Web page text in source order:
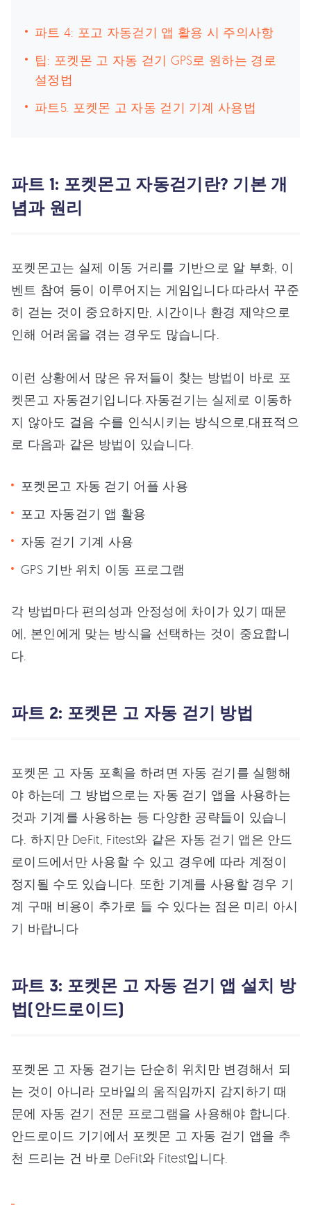
파트 4: 포고 자동걷기 앱 활용 시 주의사항
팁: 포켓몬 고 자동 걷기 GPS로 원하는 경로
설정법
파트5. 포켓몬 고 자동 걷기 기계 사용법
파트 1: 포켓몬고 자동걷기란? 기본 개
념과 원리
포켓몬고는 실제 이동 거리를 기반으로 알 부화, 이
벤트 참여 등이 이루어지는 게임입니다.따라서 꾸준
히 걷는 것이 중요하지만, 시간이나 환경 제약으로
인해 어려움을 겪는 경우도 많습니다.
이런 상황에서 많은 유저들이 찾는 방법이 바로 포
켓몬고 자동걷기입니다.자동걷기는 실제로 이동하
지 않아도 걸음 수를 인식시키는 방식으로,대표적으
로 다음과 같은 방법이 있습니다.
포켓몬고 자동 걷기 어플 사용
포고 자동걷기 앱 활용
자동 걷기 기계 사용
GPS 기반 위치 이동 프로그램
각 방법마다 편의성과 안정성에 차이가 있기 때문
에, 본인에게 맞는 방식을 선택하는 것이 중요합니
다.
파트 2: 포켓몬 고 자동 걷기 방법
포켓몬 고 자동 포획을 하려면 자동 걷기를 실행해
야 하는데 그 방법으로는 자동 걷기 앱을 사용하는
것과 기계를 사용하는 등 다양한 공략들이 있습니
다. 하지만 DeFit, Fitest와 같은 자동 걷기 앱은 안드
로이드에서만 사용할 수 있고 경우에 따라 계정이
정지될 수도 있습니다. 또한 기계를 사용할 경우 기
계 구매 비용이 추가로 들 수 있다는 점은 미리 아시
기 바랍니다
파트 3: 포켓몬 고 자동 걷기 앱 설치 방
법(안드로이드)
포켓몬 고 자동 걷기는 단순히 위치만 변경해서 되
는 것이 아니라 모바일의 움직임까지 감지하기 때
문에 자동 걷기 전문 프로그램을 사용해야 합니다.
안드로이드 기기에서 포켓몬 고 자동 걷기 앱을 추
천 드리는 건 바로 DeFit와 Fitest입니다.